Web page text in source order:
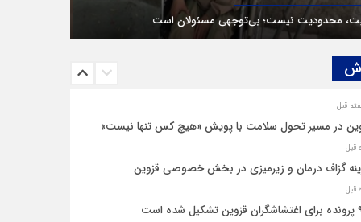
در مسیر تحول سلامت با پویش «هیچ‌ کس تنها نیست»
گزاف درمان و زیرمیزی در بخش خصوصی قزوین
است